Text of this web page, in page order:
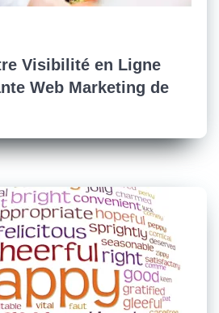
Visibilité en Ligne
Web Marketing de